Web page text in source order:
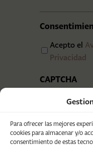
Para ofrecer las mejores
cookies para almacenar y/o
consentimiento de estas
Acepto el
Privacidad
CAPTCHA